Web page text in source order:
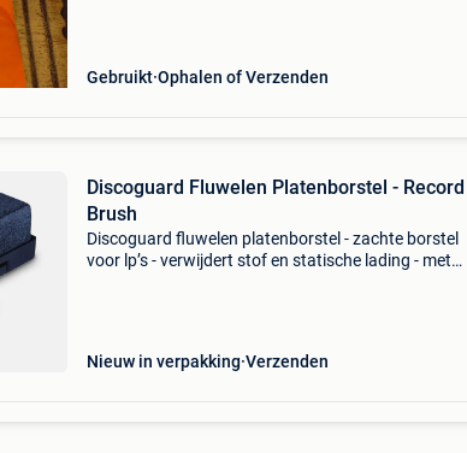
Gebruikt Ophalen of Verzenden
Discoguard Fluwelen Platenborstel - Record
Brush
Discoguard fluwelen platenborstel - zachte borstel
voor lp’s - verwijdert stof en statische lading - met
Nieuw in verpakking Verzenden